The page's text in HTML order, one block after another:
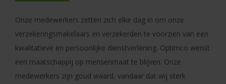
Onze medewerkers zetten zich elke dag in om onze
verzekeringsmakelaars en verzekerden te voorzien van een
kwalitatieve en persoonlijke dienstverlening. Optimco wenst
een maatschappij op mensenmaat te blijven. Onze
medewerkers zijn goud waard, vandaar dat wij sterk